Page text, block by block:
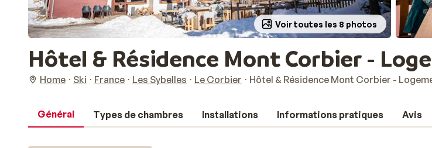
Voir toutes les 8 photos
Hôtel & Résidence Mont Corbier -
Home Ski France Les Sybelles Le Corbier Hôtel & Résidence Mont Corbier -
Général Types de chambres Installations Informations pratiques Avis